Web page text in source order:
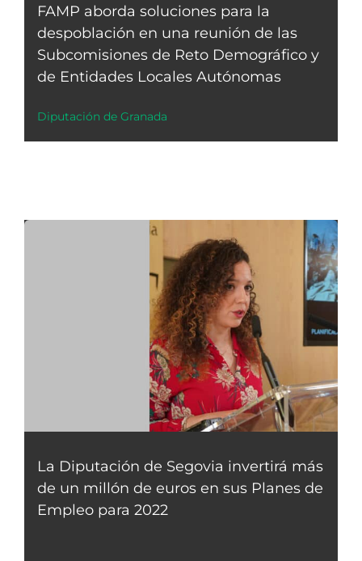
FAMP aborda soluciones para la
despoblación en una reunión de las
Subcomisiones de Reto Demográfico y
de Entidades Locales Autónomas
Diputación de Granada
La Diputación de Segovia invertirá más
de un millón de euros en sus Planes de
Empleo para 2022